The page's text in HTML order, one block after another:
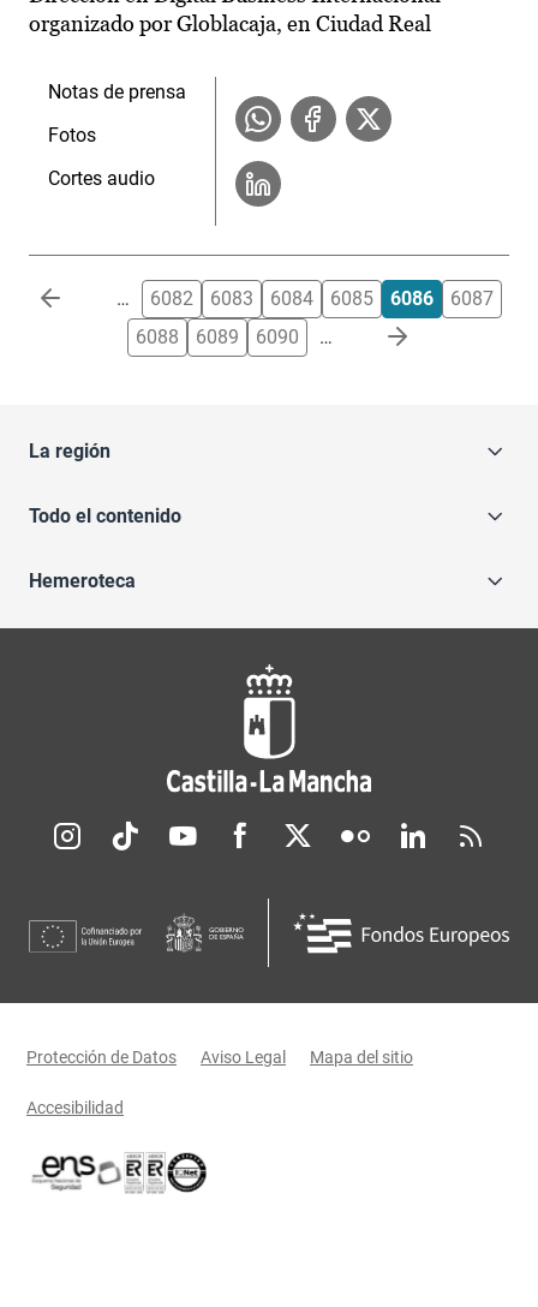
organizado por Globlacaja, en Ciudad Real
Notas de prensa
Fotos
Cortes audio
Paginación … 6082 6083 6084 6085 6086
6087
6088
6089 6090 …
La región
Todo el contenido
Hemeroteca
Redes sociales JCCM
Menú legal
Protección de Datos Aviso Legal Mapa del sitio
Accesibilidad